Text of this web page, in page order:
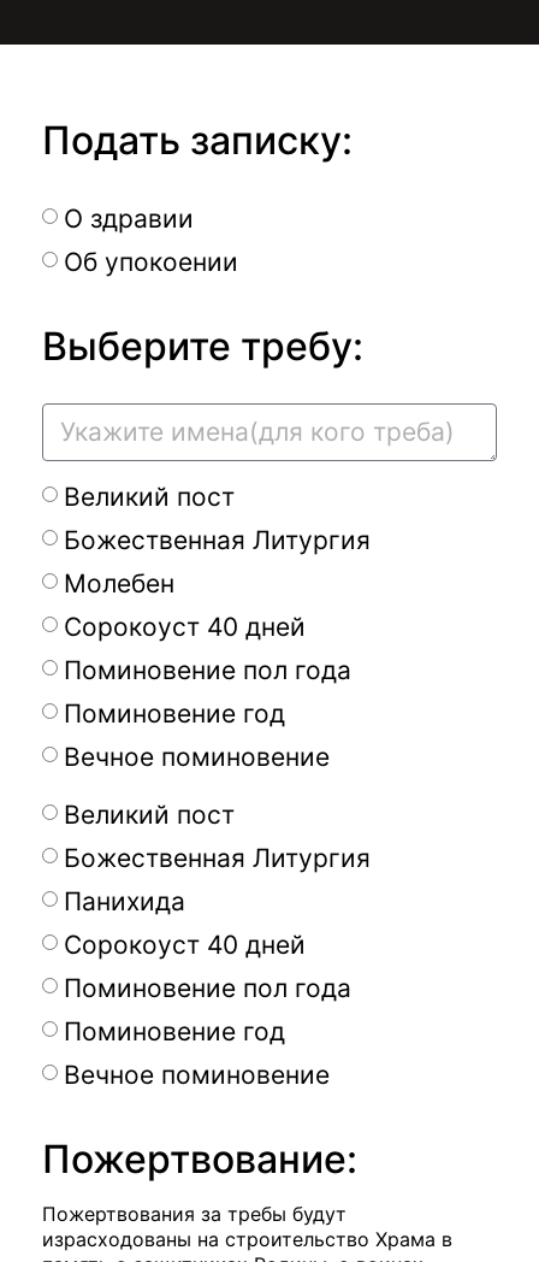
Подать записку:
О здравии
Об упокоении
Выберите требу:
Великий пост
Божественная Литургия
Молебен
Сорокоуст 40 дней
Поминовение пол года
Поминовение год
Вечное поминовение
Великий пост
Божественная Литургия
Панихида
Сорокоуст 40 дней
Поминовение пол года
Поминовение год
Вечное поминовение
Пожертвование:
Пожертвования за требы будут
израсходованы на строительство Храма в